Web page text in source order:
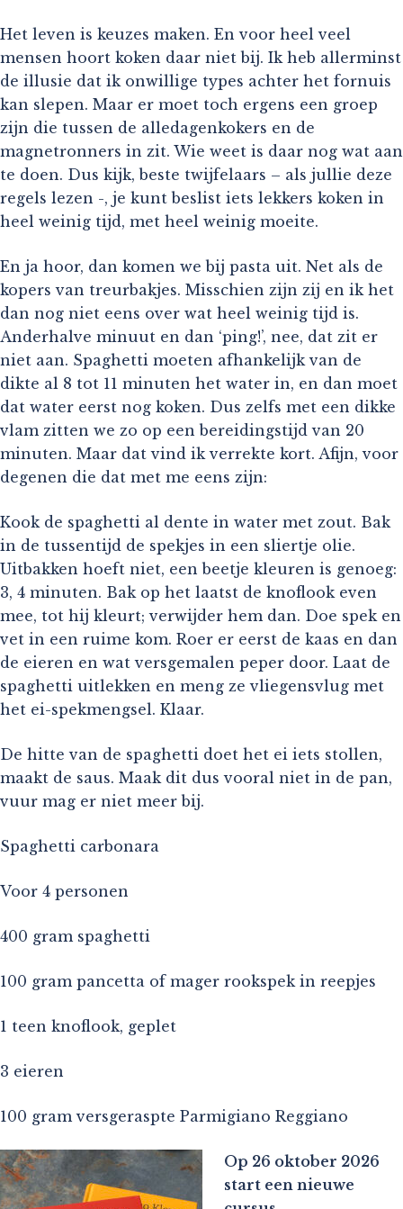
Het leven is keuzes maken. En voor heel veel
mensen hoort koken daar niet bij. Ik heb allerminst
de illusie dat ik onwillige types achter het fornuis
kan slepen. Maar er moet toch ergens een groep
zijn die tussen de alledagenkokers en de
magnetronners in zit. Wie weet is daar nog wat aan
te doen. Dus kijk, beste twijfelaars – als jullie deze
regels lezen -, je kunt beslist iets lekkers koken in
heel weinig tijd, met heel weinig moeite.
En ja hoor, dan komen we bij pasta uit. Net als de
kopers van treurbakjes. Misschien zijn zij en ik het
dan nog niet eens over wat heel weinig tijd is.
Anderhalve minuut en dan ‘ping!’, nee, dat zit er
niet aan. Spaghetti moeten afhankelijk van de
dikte al 8 tot 11 minuten het water in, en dan moet
dat water eerst nog koken. Dus zelfs met een dikke
vlam zitten we zo op een bereidingstijd van 20
minuten. Maar dat vind ik verrekte kort. Afijn, voor
degenen die dat met me eens zijn:
Kook de spaghetti al dente in water met zout. Bak
in de tussentijd de spekjes in een sliertje olie.
Uitbakken hoeft niet, een beetje kleuren is genoeg:
3, 4 minuten. Bak op het laatst de knoflook even
mee, tot hij kleurt; verwijder hem dan. Doe spek en
vet in een ruime kom. Roer er eerst de kaas en dan
de eieren en wat versgemalen peper door. Laat de
spaghetti uitlekken en meng ze vliegensvlug met
het ei-spekmengsel. Klaar.
De hitte van de spaghetti doet het ei iets stollen,
maakt de saus. Maak dit dus vooral niet in de pan,
vuur mag er niet meer bij.
Spaghetti carbonara
Voor 4 personen
400 gram spaghetti
100 gram pancetta of mager rookspek in reepjes
1 teen knoflook, geplet
3 eieren
100 gram versgeraspte Parmigiano Reggiano
Op 26 oktober 2026
start een nieuwe